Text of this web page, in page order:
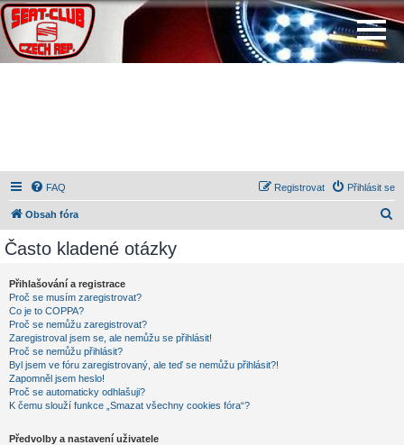
FAQ Přihlásit se
Registrovat
Obsah fóra
Často kladené otázky
Přihlašování a registrace
Proč se musím zaregistrovat?
Co je to COPPA?
Proč se nemůžu zaregistrovat?
Zaregistroval jsem se, ale nemůžu se přihlásit!
Proč se nemůžu přihlásit?
Byl jsem ve fóru zaregistrovaný, ale teď se nemůžu přihlásit?!
Zapomněl jsem heslo!
Proč se automaticky odhlašuji?
K čemu slouží funkce „Smazat všechny cookies fóra“?
Předvolby a nastavení uživatele